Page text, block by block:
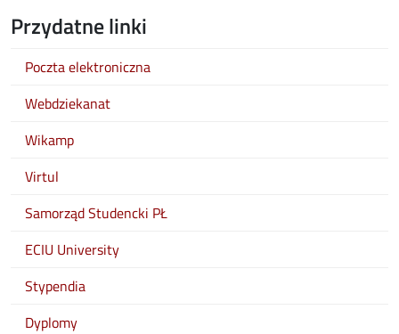
Przydatne linki
Poczta elektroniczna
Webdziekanat
Wikamp
Virtul
Samorząd Studencki PŁ
ECIU University
Stypendia
Dyplomy